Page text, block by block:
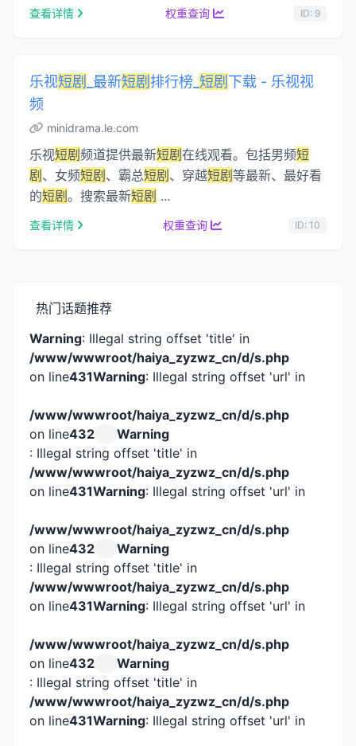
查看详情 权重查询 ID: 9
乐视短剧 _最新短剧 排行榜_ 短剧 下载 - 乐视视
频
minidrama.le.com
乐视短剧 频道提供最新短剧 在线观看。包括男频短
剧 、女频短剧 、霸总短剧 、穿越短剧 等最新、最好看
的短剧 。搜索最新短剧 ...
查看详情 权重查询 ID: 10
热门话题推荐
Warning: Illegal string offset 'title' in
/www/wwwroot/haiya_zyzwz_cn/d/s.php
on line431Warning: Illegal string offset 'url' in
/www/wwwroot/haiya_zyzwz_cn/d/s.php
on line432
Warning
: Illegal string offset 'title' in
/www/wwwroot/haiya_zyzwz_cn/d/s.php
on line431Warning: Illegal string offset 'url' in
/www/wwwroot/haiya_zyzwz_cn/d/s.php
on line432
Warning
: Illegal string offset 'title' in
/www/wwwroot/haiya_zyzwz_cn/d/s.php
on line431Warning: Illegal string offset 'url' in
/www/wwwroot/haiya_zyzwz_cn/d/s.php
on line432
Warning
: Illegal string offset 'title' in
/www/wwwroot/haiya_zyzwz_cn/d/s.php
on line431Warning: Illegal string offset 'url' in